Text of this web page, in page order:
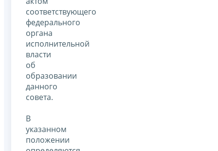
соответствующего
федерального
органа
исполнительной
власти
об
образовании
данного
совета.
В
указанном
положении